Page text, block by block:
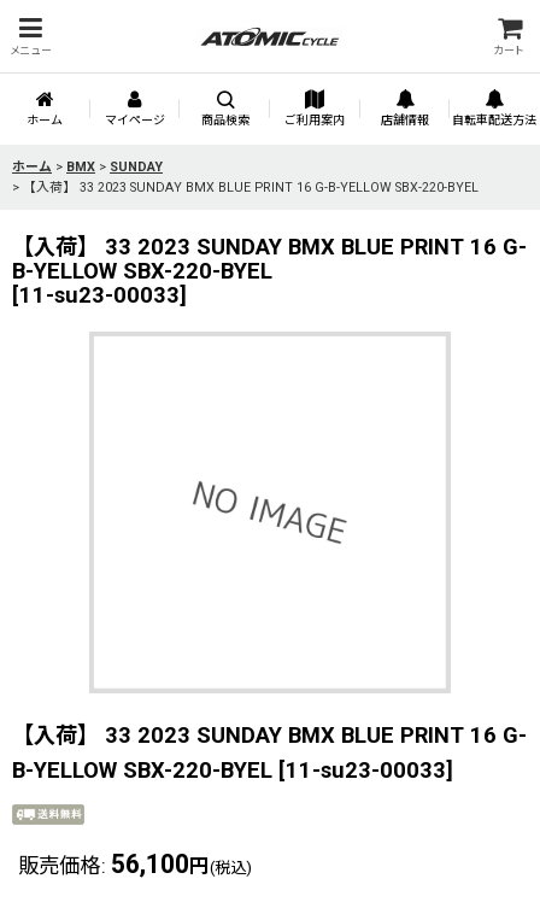
メニュー カート
ホーム マイページ 商品検索 ご利用案内 店舗情報 自転車配送方法
ホーム > BMX > SUNDAY
>
【入荷】 33 2023 SUNDAY BMX BLUE PRINT 16 G-B-YELLOW SBX-220-BYEL
【入荷】 33 2023 SUNDAY BMX BLUE PRINT 16 G-
B-YELLOW SBX-220-BYEL
[11-su23-00033]
【入荷】 33 2023 SUNDAY BMX BLUE PRINT 16 G-
B-YELLOW SBX-220-BYEL [11-su23-00033]
販売価格: 56,100 円 (税込)